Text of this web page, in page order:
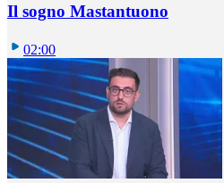
Il sogno Mastantuono
02:00